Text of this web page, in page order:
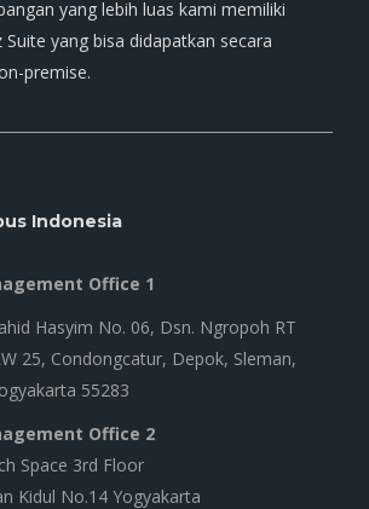
yang lebih luas kami memiliki
Suite yang bisa didapatkan secara
premise.
Indonesia
Office 1
Hasyim No. 06, Dsn. Ngropoh RT
25, Condongcatur, Depok, Sleman,
55283
Office 2
Space 3rd Floor
Kidul No.14 Yogyakarta